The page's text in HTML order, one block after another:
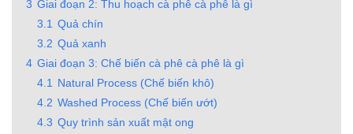
3 Giai đoạn 2: Thu hoạch cà phê cà phê là gì
3.1 Quả chín
3.2 Quả xanh
4 Giai đoạn 3: Chế biến cà phê cà phê là gì
4.1
Natural Process (Chế biến khô)
4.2 Washed Process (Chế biến ướt)
4.3 Quy trình sản xuất mật ong